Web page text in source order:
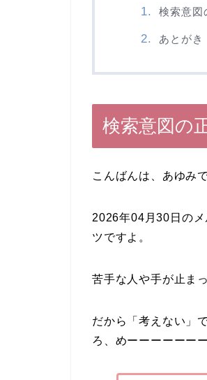
検索意図
あとがき
検索意図の
こんばんは、あゆみで
2026年04月30日の
ツですよ。
苦手な人や手が止ま
だから「考えない」
ろ、めーーーーーー